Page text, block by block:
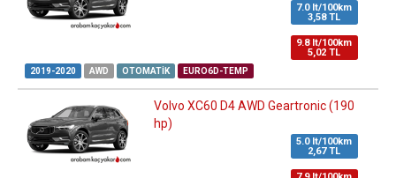
7.0 lt/100km
3,58 TL
9.8 lt/100km
5,02 TL
2019-2020 AWD OTOMATIK EURO6D-TEMP
Volvo XC60 D4 AWD Geartronic (190
hp)
5.0 lt/100km
2,67 TL